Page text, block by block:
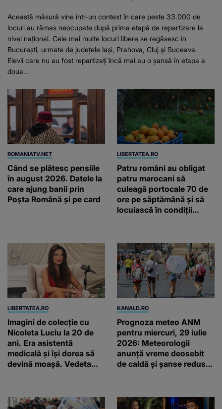
Această măsură vine într-un context în care peste 33.000 de
locuri au rămas neocupate după prima etapă de repartizare la
nivel național. Cele mai multe locuri libere se regăsesc în
București, urmate de județele Iași, Prahova, Cluj și Suceava.
Elevii care nu au fost repartizați încă mai au o șansă în etapa a
doua...
ROMANIATV.NET
Când se plătesc pensiile
în august 2026. Datele la
care ajung banii prin
Poșta Română și pe card
LIBERTATEA.RO
Patru români au obligat
patru marocani să
culeagă portocale 70 de
ore pe săptămână și să
locuiască în condiții
LIBERTATEA.RO
Imagini de colecție cu
Nicoleta Luciu la 20 de
ani. Era asistentă
medicală și își dorea să
devină moașă. Vedeta
KANALD.RO
Prognoza meteo ANM
pentru miercuri, 29 iulie
2026: Meteorologii
anunță vreme deosebit
de caldă și șanse reduse